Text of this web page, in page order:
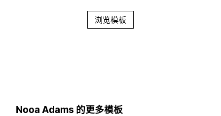
浏览模板
Nooa Adams 的更多模板